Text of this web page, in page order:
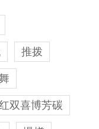
推拨
双喜博芳碳